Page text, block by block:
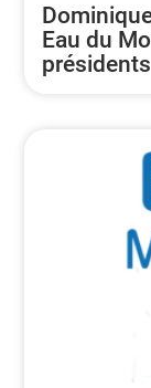
Eau du
présidents